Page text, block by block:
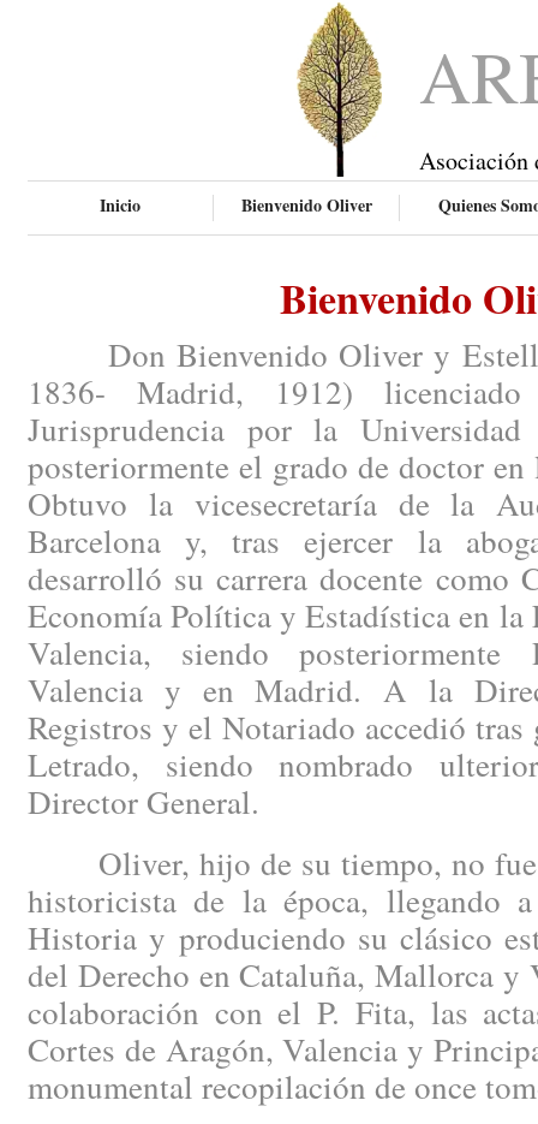
Asociación
Inicio Bienvenido Oliver Quienes
Bienvenido
Don Bienvenido Oliver y
1836- Madrid, 1912)
Jurisprudencia por la
posteriormente el grado de doctor
Obtuvo la vicesecretaría de la
Barcelona y, tras ejercer la
desarrolló su carrera docente como
Economía Política y Estadística en la
Valencia, siendo
Valencia y en Madrid. A la
Registros y el Notariado accedió tras
Letrado, siendo nombrado
Director General.
Oliver, hijo de su tiempo, no fue
historicista de la época, llegando
Historia y produciendo su clásico
del Derecho en Cataluña, Mallorca y
colaboración con el P. Fita, las
Cortes de Aragón, Valencia y
monumental recopilación de once